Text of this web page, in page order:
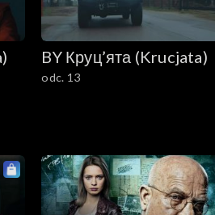
BY Круц’ята (Krucjata)
odc. 13